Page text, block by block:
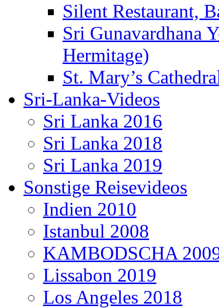
Silent Restaurant,
Sri Gunavardhana
Hermitage)
St. Mary’s
Sri-Lanka-Videos
Sri Lanka 2016
Sri Lanka 2018
Sri Lanka 2019
Sonstige Reisevideos
Indien 2010
Istanbul 2008
KAMBODSCHA
Lissabon 2019
Los Angeles 2018